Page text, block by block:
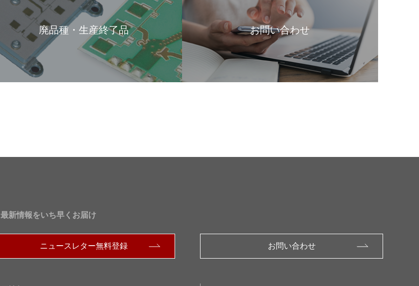
廃品種・生産終了品 お問い合わせ
最新情報をいち早くお届け
ニュースレター無料登録 お問い合わせ